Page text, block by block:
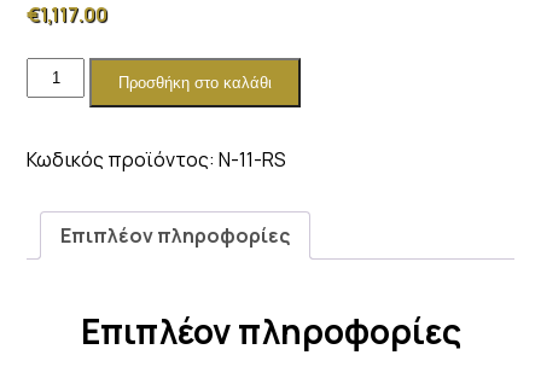
€1,117.00
ΑΝΑΡΤΗΣΗ
MX-
15
Προσθήκη στο καλάθι
Κωδικός προϊόντος: N-11-RS
Επιπλέον πληροφορίες
Επιπλέον πληροφορίες